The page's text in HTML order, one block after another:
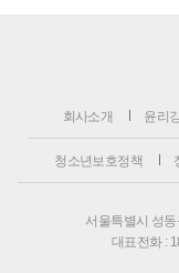
회사소개 윤리
청소년보호정책
서울특별시 성
대표전화 :